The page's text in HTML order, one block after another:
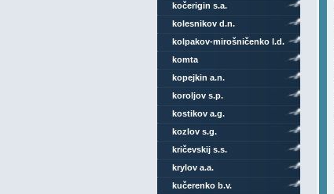
kočerigin s.a.
kolesnikov d.n.
kolpakov-mirošničenko l.d.
komta
kopejkin a.n.
koroljov s.p.
kostikov a.g.
kozlov s.g.
kričevskij s.s.
krylov a.a.
kučerenko b.v.